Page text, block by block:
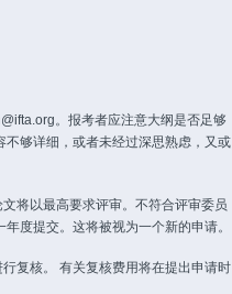
。报考者应注意大纲是否足够
够详细，或者未经过深思熟虑，又或
将以最高要求评审。不符合评审委员
度提交。这将被视为一个新的申请。
复核。 有关复核费用将在提出申请时